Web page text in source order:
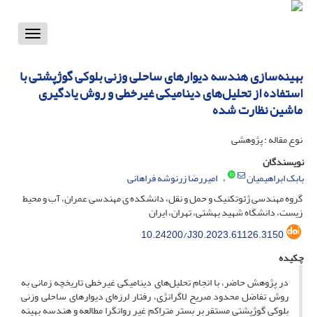
Toggle
بهینه‌سازی هندسه دیوارهای ساحلی وزنی بلوکی گوژپشتی با
استفاده از تحلیل‌های دینامیکی غیرخطی و روش یادگیری
ماشین نظارت شده
نوع مقاله : پژوهشی
نویسندگان
بابک ابراهیمیان
امیررضا زرنوشه‌ فراهانی
گروه مهندسی ژئوتکنیک و حمل و نقل، دانشکده ی مهندسی عمران، آب و محیط
زیست، دانشگاه شهید بهشتی، تهران، ایران
10.24200/J30.2023.61126.3150
چکیده
در پژوهش حاضر، با انجام تحلیل‌های دینامیکی غیرخطی تاریخچه زمانی به
روش تفاضل محدود صریح لاگرانژی، رفتار لرزه‌ای دیوارهای ساحلی وزنی
بلوکی گوژپشتی مستقر بر بستر متراکم غیر روانگرا مطالعه و هندسه‌ بهینه